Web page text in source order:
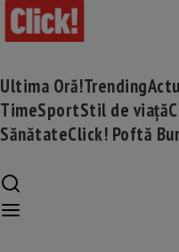
Ultima Oră!Trending
TimeSportStil de viață
SănătateClick! Poftă